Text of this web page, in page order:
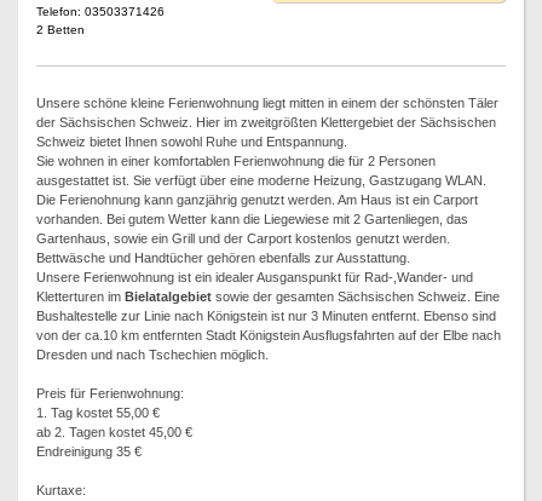
Telefon: 03503371426
2 Betten
Unsere schöne kleine Ferienwohnung liegt mitten in einem der schönsten Täler
der Sächsischen Schweiz. Hier im zweitgrößten Klettergebiet der Sächsischen
Schweiz bietet Ihnen sowohl Ruhe und Entspannung.
Sie wohnen in einer komfortablen Ferienwohnung die für 2 Personen
ausgestattet ist. Sie verfügt über eine moderne Heizung, Gastzugang WLAN.
Die Ferienohnung kann ganzjährig genutzt werden. Am Haus ist ein Carport
vorhanden. Bei gutem Wetter kann die Liegewiese mit 2 Gartenliegen, das
Gartenhaus, sowie ein Grill und der Carport kostenlos genutzt werden.
Bettwäsche und Handtücher gehören ebenfalls zur Ausstattung.
Unsere Ferienwohnung ist ein idealer Ausganspunkt für Rad-,Wander- und
Kletterturen im Bielatalgebiet sowie der gesamten Sächsischen Schweiz. Eine
Bushaltestelle zur Linie nach Königstein ist nur 3 Minuten entfernt. Ebenso sind
von der ca.10 km entfernten Stadt Königstein Ausflugsfahrten auf der Elbe nach
Dresden und nach Tschechien möglich.
Preis für Ferienwohnung:
1. Tag kostet 55,00 €
ab 2. Tagen kostet 45,00 €
Endreinigung 35 €
Kurtaxe: